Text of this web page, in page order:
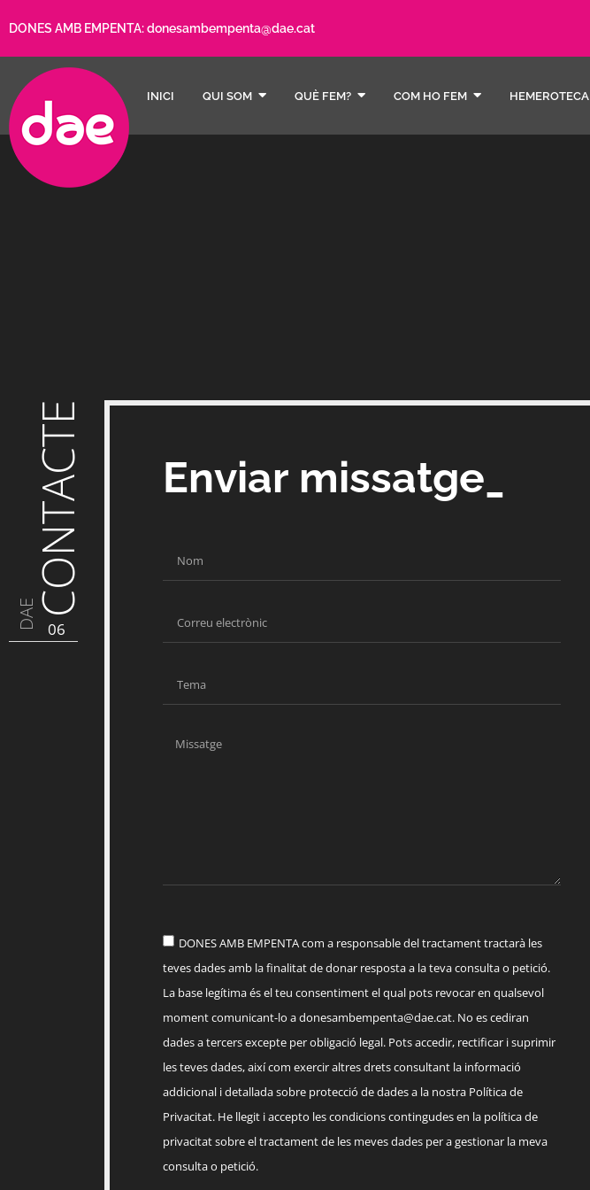
DONES AMB EMPENTA:donesambempenta@dae.cat
INICI QUI SOM QUÈ FEM? COM HO FEM HEMEROTECA
DAE CONTACTE
06
Enviar missatge_
DONES AMB EMPENTA com a responsable del tractament tractarà les
teves dades amb la finalitat de donar resposta a la teva consulta o petició.
La base legítima és el teu consentiment el qual pots revocar en qualsevol
moment comunicant-lo adonesambempenta@dae.cat. No es cediran
dades a tercers excepte per obligació legal. Pots accedir, rectificar i suprimir
les teves dades, així com exercir altres drets consultant la informació
addicional i detallada sobre protecció de dades a la nostra Política de
Privacitat. He llegit i accepto les condicions contingudes en la política de
privacitat sobre el tractament de les meves dades per a gestionar la meva
consulta o petició.